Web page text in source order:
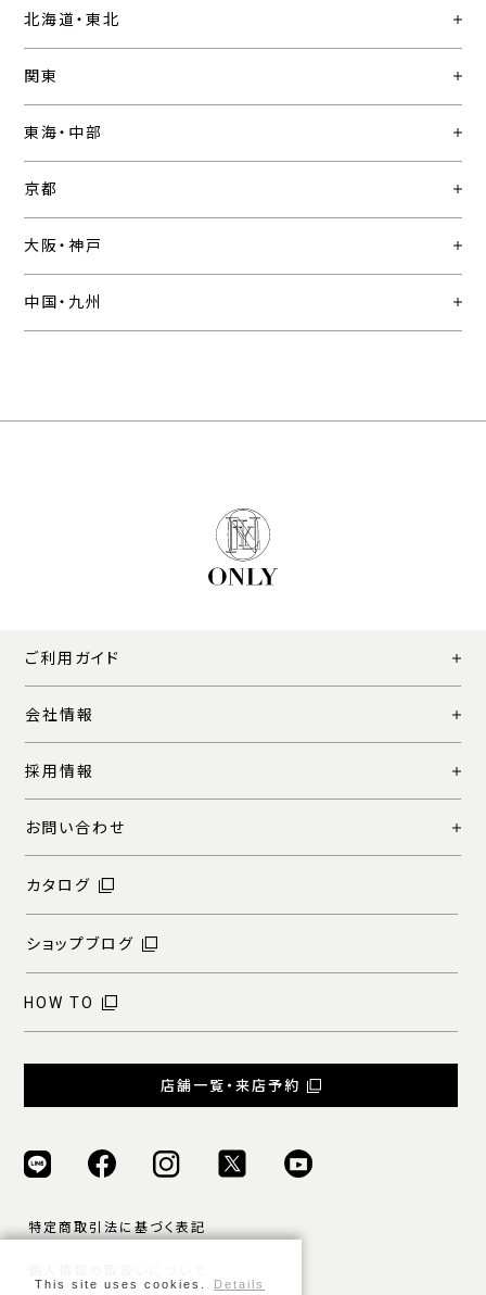
北海道・東北
関東
東海・中部
京都
大阪・神戸
中国・九州
ご利用ガイド
会社情報
採用情報
お問い合わせ
カタログ
ショップブログ
HOW TO
店舗一覧・来店予約
特定商取引法に基づく表記
This site uses cookies. Details